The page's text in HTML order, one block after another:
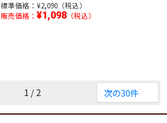
標準価格： ¥2,090（税込）
販売価格： ¥1,098（税込）
1 / 2 次の30件